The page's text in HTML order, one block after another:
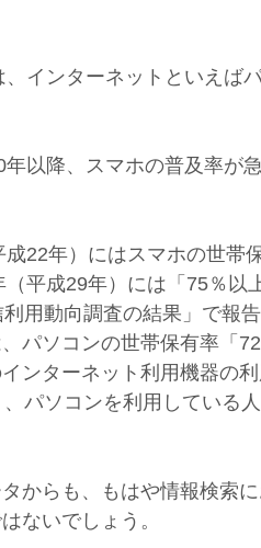
、インターネットといえば
年以降、スマホの普及率が
成22年）にはスマホの世帯
（平成29年）には「75％
用動向調査の結果」で報
パソコンの世帯保有率「
ンターネット利用機器の
パソコンを利用している
からも、もはや情報検索
ないでしょう。